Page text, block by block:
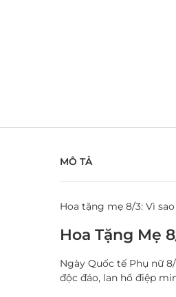
MÔ TẢ
Hoa tặng mẹ 8/3: Vì
Hoa Tặng Mẹ
Ngày Quốc tế Phụ nữ
độc đáo, lan hồ điệp